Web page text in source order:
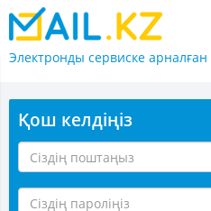
Электронды сервиске арналған
Қош келдіңіз